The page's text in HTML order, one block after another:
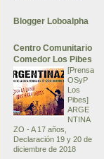
Blogger Loboalpha
Centro Comunitario
Comedor Los Pibes
[Prensa
OSyP
Los
Pibes]
ARGE
NTINA
ZO - A 17 años,
Declaración 19 y 20 de
diciembre de 2018